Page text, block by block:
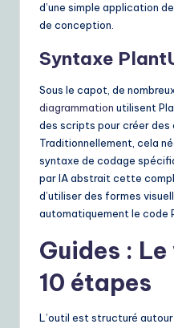
d’une simple application
de conception.
Syntaxe
Sous le capot, de
diagrammation utilisent
des scripts pour créer des
Traditionnellement, cela
syntaxe de codage
par IA abstrait cette
d’utiliser des formes
automatiquement le code
Guides :
10 étapes
L’outil est structuré autour